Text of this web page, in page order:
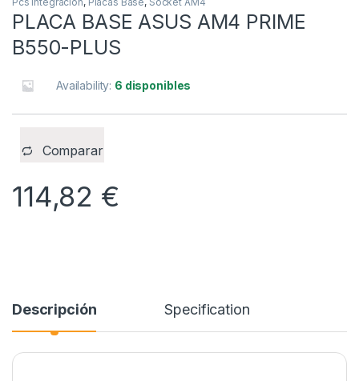
PLACA BASE ASUS AM4 PRIME
B550-PLUS
Availability: 6 disponibles
Comparar
114,82 €
Descripción Specification